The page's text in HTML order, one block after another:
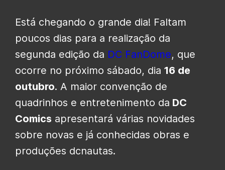
Está chegando o grande dia! Faltam
poucos dias para a realização da
segunda edição da DC FanDome, que
ocorre no próximo sábado, dia 16 de
outubro. A maior convenção de
quadrinhos e entretenimento da DC
Comics apresentará várias novidades
sobre novas e já conhecidas obras e
produções dcnautas.